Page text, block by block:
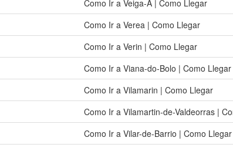
Como Ir a Veiga-A | Como Llegar
Como Ir a Verea | Como Llegar
Como Ir a Verin | Como Llegar
Como Ir a Viana-do-Bolo | Como Llegar
Como Ir a Vilamarin | Como Llegar
Como Ir a Vilamartin-de-Valdeorras |
Como Ir a Vilar-de-Barrio | Como Llegar